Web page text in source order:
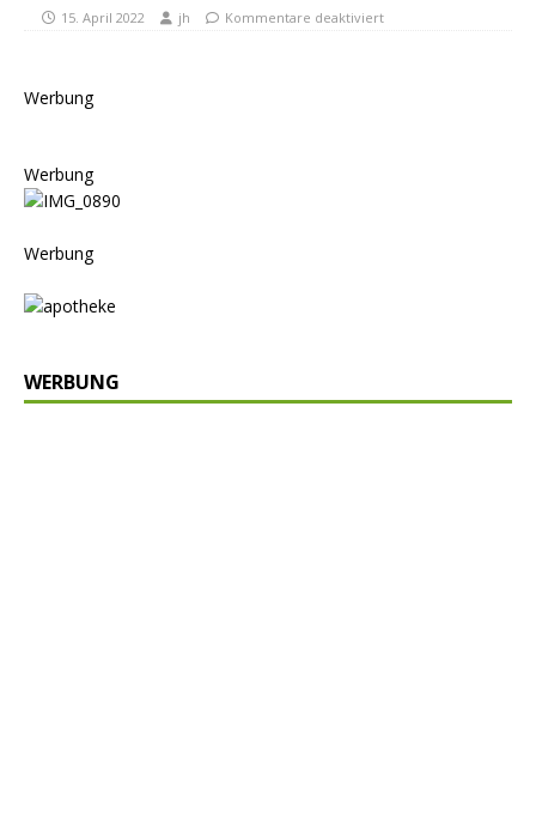
15. April 2022 jh Kommentare deaktiviert
Werbung
Werbung
Werbung
WERBUNG